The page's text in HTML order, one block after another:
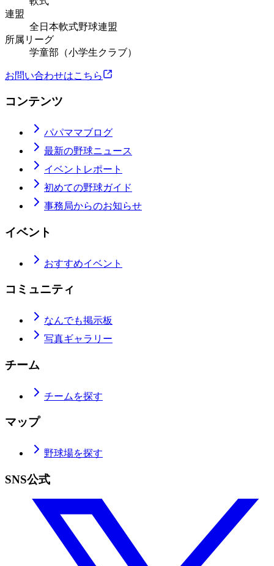
連盟
全日本軟式野球連盟
所属リーグ
学童部（小学生クラブ）
お問い合わせはこちら
コンテンツ
パパママブログ
最新の野球ニュース
イベントレポート
初めての野球ガイド
事務局からのお知らせ
イベント
おすすめイベント
コミュニティ
なんでも掲示板
写真ギャラリー
チーム
チームを探す
マップ
野球場を探す
SNS公式